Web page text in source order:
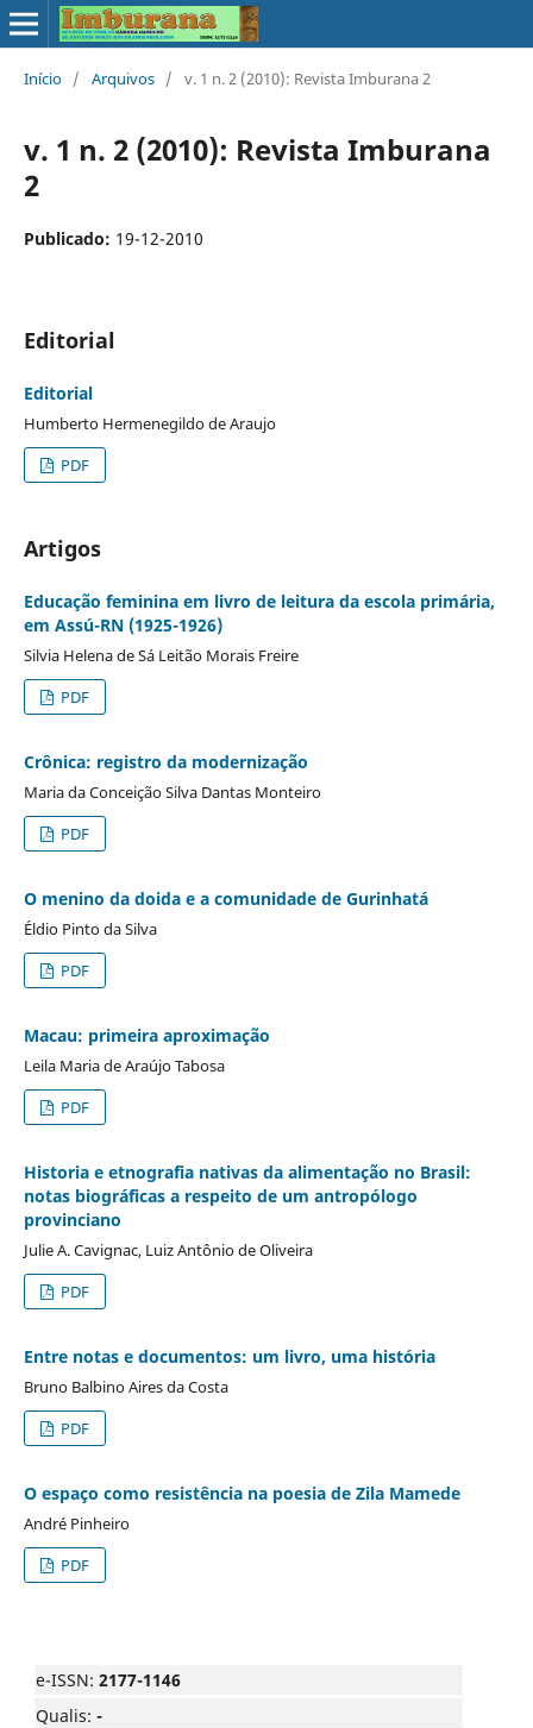
Início / Arquivos / v. 1 n. 2 (2010): Revista Imburana 2
v. 1 n. 2 (2010): Revista Imburana
2
Publicado: 19-12-2010
Editorial
Editorial
Humberto Hermenegildo de Araujo
PDF
Artigos
Educação feminina em livro de leitura da escola primária,
em Assú-RN (1925-1926)
Silvia Helena de Sá Leitão Morais Freire
PDF
Crônica: registro da modernização
Maria da Conceição Silva Dantas Monteiro
PDF
O menino da doida e a comunidade de Gurinhatá
Éldio Pinto da Silva
PDF
Macau: primeira aproximação
Leila Maria de Araújo Tabosa
PDF
Historia e etnografia nativas da alimentação no Brasil:
notas biográficas a respeito de um antropólogo
provinciano
Julie A. Cavignac, Luiz Antônio de Oliveira
PDF
Entre notas e documentos: um livro, uma história
Bruno Balbino Aires da Costa
PDF
O espaço como resistência na poesia de Zila Mamede
André Pinheiro
PDF
e-ISSN: 2177-1146
Qualis: -